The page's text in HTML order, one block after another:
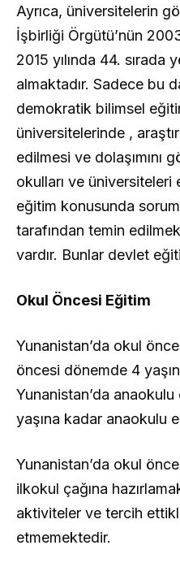
Ayrıca, üniversitelerin
İşbirliği Örgütü’nün
2015 yılında 44. sırada
almaktadır. Sadece bu
demokratik bilimsel
üniversitelerinde ,
edilmesi ve
okulları ve
eğitim konusunda
tarafından temin
vardır. Bunlar devlet
Okul Öncesi Eğitim
Yunanistan’da okul
öncesi dönemde 4
Yunanistan’da
yaşına kadar anaokulu
Yunanistan’da okul
ilkokul çağına
aktiviteler ve tercih
etmemektedir.